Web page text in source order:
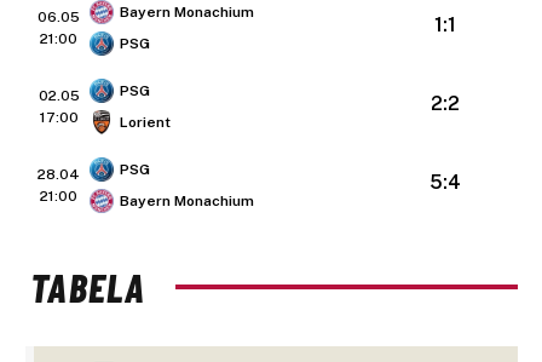
06.05
21:00
Bayern Monachium
PSG
1:1
02.05
17:00
PSG
Lorient
2:2
28.04
21:00
PSG
Bayern Monachium
5:4
TABELA